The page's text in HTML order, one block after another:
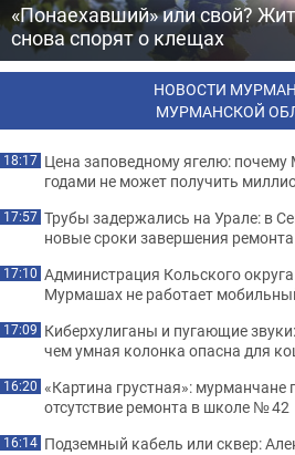
«Понаехавший» или свой?
снова спорят о клещах
НОВОСТИ
МУРМАНСКОЙ
18:17 Цена заповедному ягелю:
годами не может получить
17:57 Трубы задержались на Урале: в
новые сроки завершения
17:10 Администрация Кольского
Мурмашах не работает
17:09 Киберхулиганы и пугающие
чем умная колонка опасна для
16:20 «Картина грустная»:
отсутствие ремонта в школе № 42
16:14 Подземный кабель или сквер: